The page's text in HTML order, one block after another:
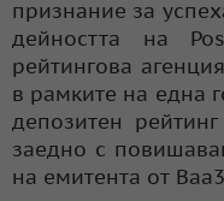
признание за
дейността на
рейтингова
в рамките на една
депозитен
заедно с
на емитента от